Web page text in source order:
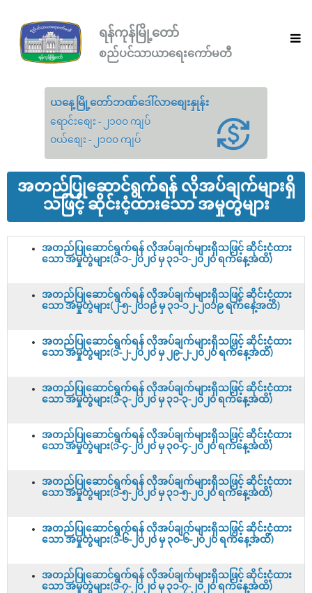
ရန်ကုန်မြို့တော်
စည်ပင်သာယာရေးကော်မတီ
ယနေ့မြို့တော်ဘဏ်ဒေါ်လာစျေးနှုန်း
ရောင်းစျေး - ၂၁၀၀ ကျပ်
ဝယ်စျေး - ၂၁၀၀ ကျပ်
အတည်ပြုဆောင်ရွက်ရန် လိုအပ်ချက်များရှိ
သဖြင့် ဆိုင်းငံ့ထားသော အမှုတွဲများ
အတည်ပြုဆောင်ရွက်ရန် လိုအပ်ချက်များရှိသဖြင့် ဆိုင်းငံ့ထား
သော အမှုတွဲများ(၁-၁-၂၀၂၀ မှ ၃၁-၁-၂၀၂၀ ရက်နေ့အထိ)
အတည်ပြုဆောင်ရွက်ရန် လိုအပ်ချက်များရှိသဖြင့် ဆိုင်းငံ့ထား
သော အမှုတွဲများ(၂-၅-၂၀၁၉ မှ ၃၁-၁၂-၂၀၁၉ ရက်နေ့အထိ)
အတည်ပြုဆောင်ရွက်ရန် လိုအပ်ချက်များရှိသဖြင့် ဆိုင်းငံ့ထား
သော အမှုတွဲများ(၁-၂-၂၀၂၀ မှ ၂၉-၂-၂၀၂၀ ရက်နေ့အထိ)
အတည်ပြုဆောင်ရွက်ရန် လိုအပ်ချက်များရှိသဖြင့် ဆိုင်းငံ့ထား
သော အမှုတွဲများ(၁-၃-၂၀၂၀ မှ ၃၁-၃-၂၀၂၀ ရက်နေ့အထိ)
အတည်ပြုဆောင်ရွက်ရန် လိုအပ်ချက်များရှိသဖြင့် ဆိုင်းငံ့ထား
သော အမှုတွဲများ(၁-၄-၂၀၂၀ မှ ၃၀-၄-၂၀၂၀ ရက်နေ့အထိ)
အတည်ပြုဆောင်ရွက်ရန် လိုအပ်ချက်များရှိသဖြင့် ဆိုင်းငံ့ထား
သော အမှုတွဲများ(၁-၅-၂၀၂၀ မှ ၃၁-၅-၂၀၂၀ ရက်နေ့အထိ)
အတည်ပြုဆောင်ရွက်ရန် လိုအပ်ချက်များရှိသဖြင့် ဆိုင်းငံ့ထား
သော အမှုတွဲများ(၁-၆-၂၀၂၀ မှ ၃၀-၆-၂၀၂၀ ရက်နေ့အထိ)
အတည်ပြုဆောင်ရွက်ရန် လိုအပ်ချက်များရှိသဖြင့် ဆိုင်းငံ့ထား
သော အမှုတွဲများ(၁-၇-၂၀၂၀ မှ ၃၁-၇-၂၀၂၀ ရက်နေ့အထိ)